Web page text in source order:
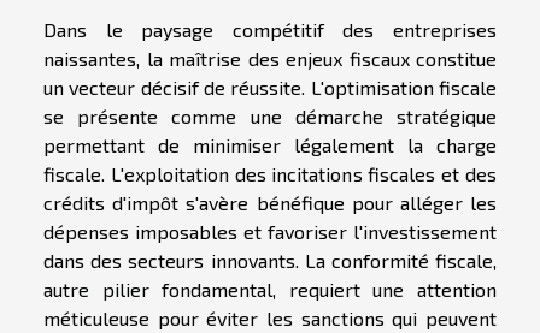
Dans le paysage compétitif des entreprises
naissantes, la maîtrise des enjeux fiscaux constitue
un vecteur décisif de réussite. L'optimisation fiscale
se présente comme une démarche stratégique
permettant de minimiser légalement la charge
fiscale. L'exploitation des incitations fiscales et des
crédits d'impôt s'avère bénéfique pour alléger les
dépenses imposables et favoriser l'investissement
dans des secteurs innovants. La conformité fiscale,
autre pilier fondamental, requiert une attention
méticuleuse pour éviter les sanctions qui peuvent